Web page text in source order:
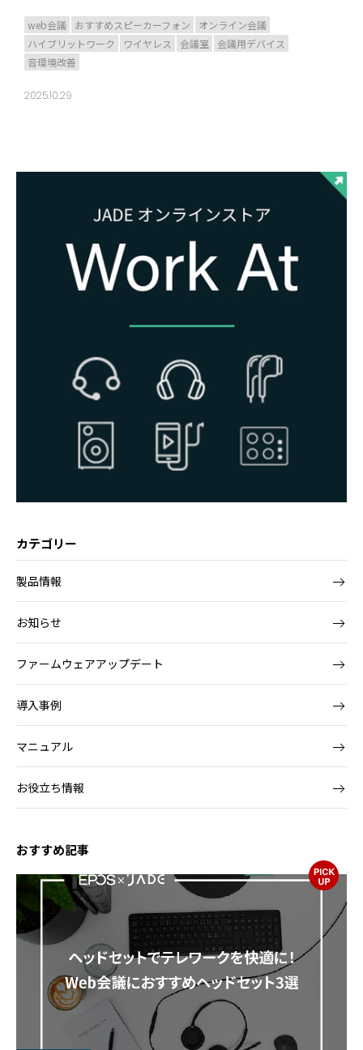
web会議 おすすめスピーカーフォン
オンライン会議
ハイブリットワーク
ワイヤレス 会議室
会議用デバイス
音環境改善
2025.10.29
カテゴリー
製品情報
お知らせ
ファームウェアアップデート
導入事例
マニュアル
お役立ち情報
おすすめ記事